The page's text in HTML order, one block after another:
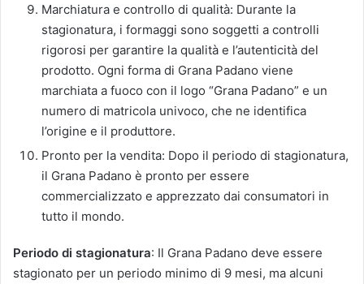
Marchiatura e controllo di qualità: Durante la
stagionatura, i formaggi sono soggetti a controlli
rigorosi per garantire la qualità e l’autenticità del
prodotto. Ogni forma di Grana Padano viene
marchiata a fuoco con il logo “Grana Padano” e un
numero di matricola univoco, che ne identifica
l’origine e il produttore.
Pronto per la vendita: Dopo il periodo di stagionatura,
il Grana Padano è pronto per essere
commercializzato e apprezzato dai consumatori in
tutto il mondo.
Periodo di stagionatura: Il Grana Padano deve essere
stagionato per un periodo minimo di 9 mesi, ma alcuni